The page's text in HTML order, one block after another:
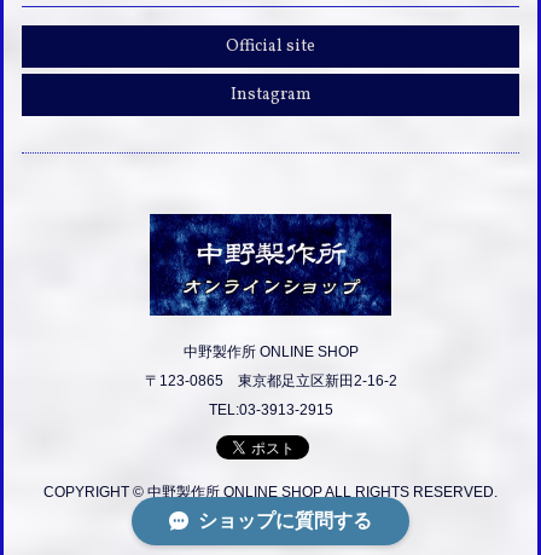
Official site
Instagram
中野製作所 ONLINE SHOP
〒123-0865 東京都足立区新田2-16-2
TEL:03-3913-2915
COPYRIGHT © 中野製作所 ONLINE SHOP ALL RIGHTS RESERVED.
ショップに質問する